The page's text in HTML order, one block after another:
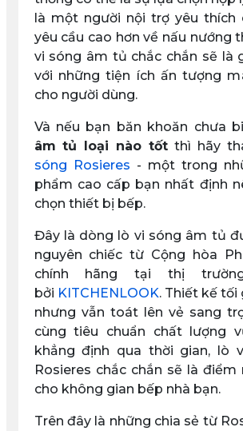
là một người nội trợ yêu thích
yêu cầu cao hơn về nấu nướng
vi sóng âm tủ chắc chắn sẽ là
với những tiện ích ấn tượng
cho người dùng.
Và nếu bạn băn khoăn chưa
âm tủ loại nào tốt thì hãy
sóng Rosieres - một trong
phẩm cao cấp bạn nhất định
chọn thiết bị bếp.
Đây là dòng lò vi sóng âm tủ
nguyên chiếc từ Cộng hòa
chính hãng tại thị
bởi KITCHENLOOK. Thiết kế tối
nhưng vẫn toát lên vẻ sang
cùng tiêu chuẩn chất lượng
khẳng định qua thời gian, lò
Rosieres chắc chắn sẽ là
cho không gian bếp nhà bạn.
Trên đây là những chia sẻ từ